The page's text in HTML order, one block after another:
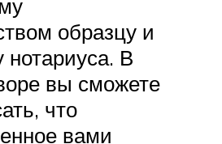
образцу и
нотариуса. В
вы сможете
что
вами